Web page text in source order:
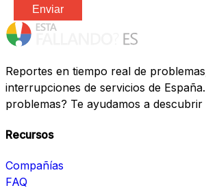
Enviar
Reportes en tiempo real de
interrupciones de servicios de
problemas? Te ayudamos a
Recursos
Compañías
FAQ